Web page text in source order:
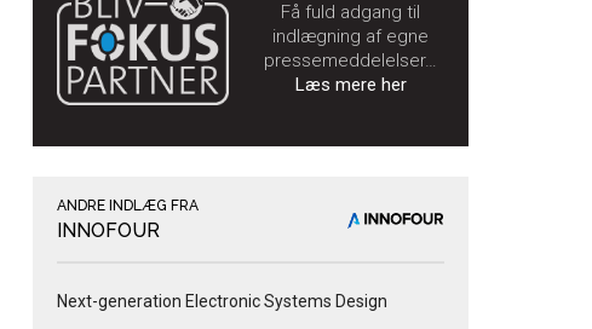
Få fuld adgang til
indlægning af egne
pressemeddelelser…
Læs mere her
ANDRE INDLÆG FRA
INNOFOUR
Next-generation Electronic Systems Design